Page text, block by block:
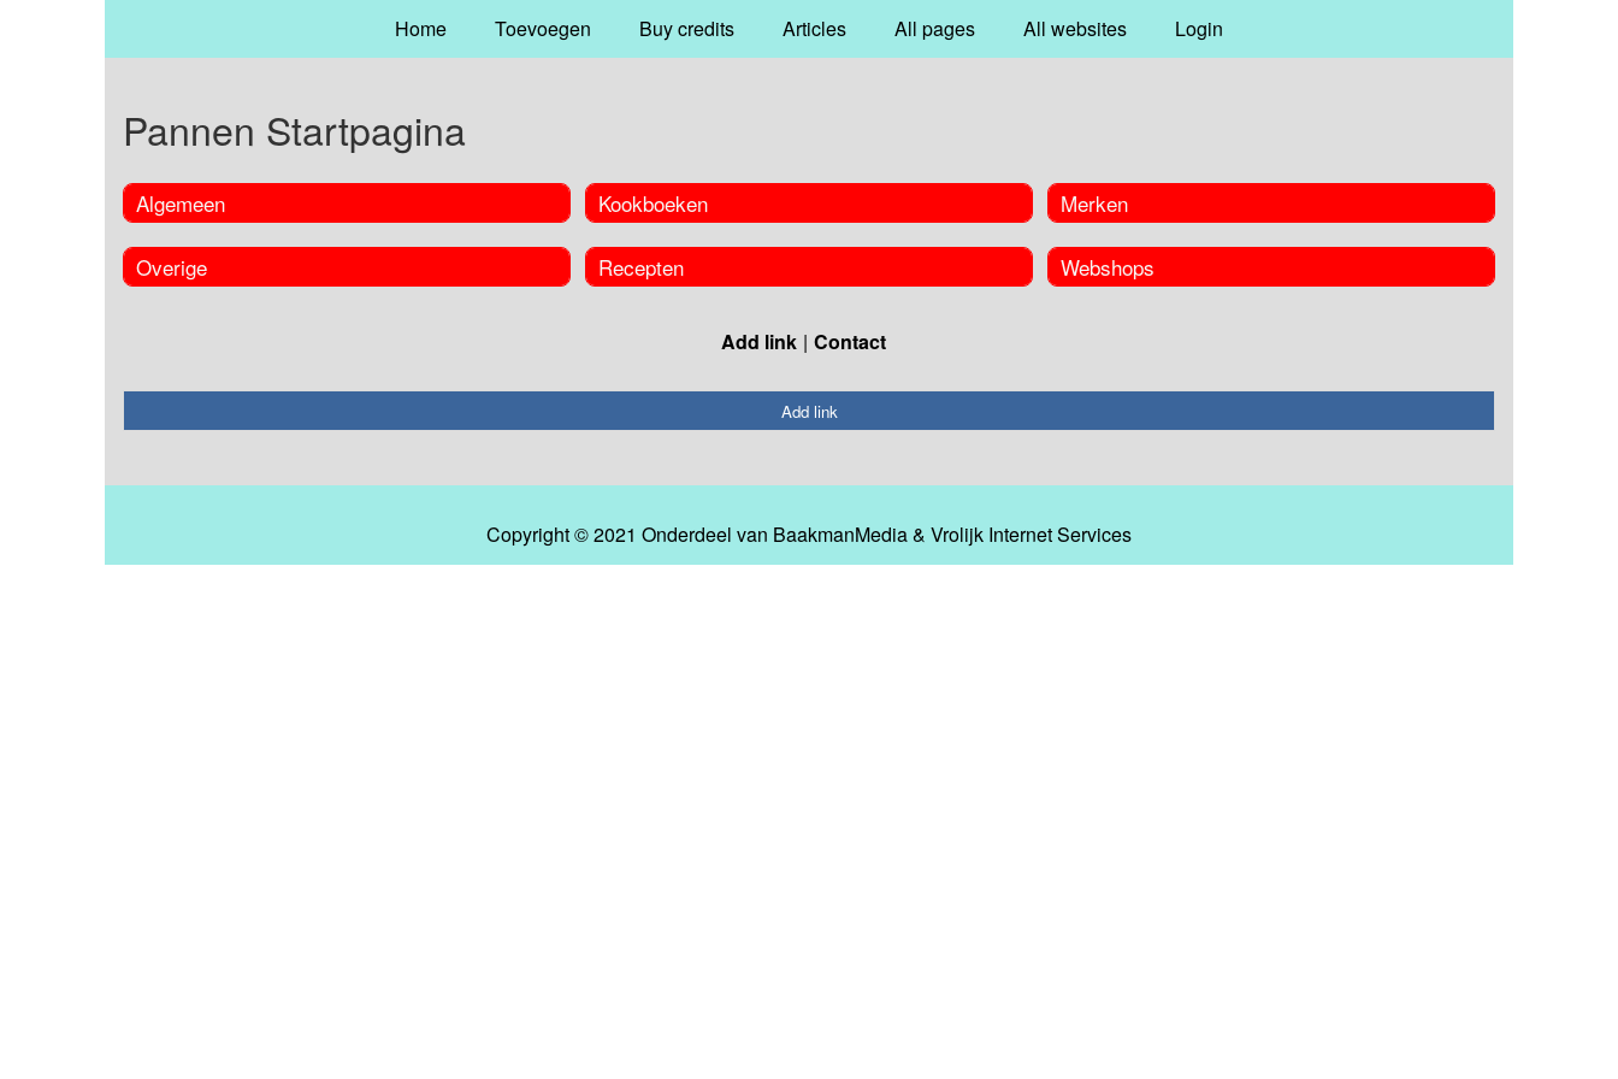
Home Toevoegen Buy credits Articles All pages All websites Login
Pannen Startpagina
Algemeen
Overige
Kookboeken
Recepten
Merken
Webshops
Add link Contact
Add link
Copyright © 2021 Onderdeel van BaakmanMedia& Vrolijk Internet Services